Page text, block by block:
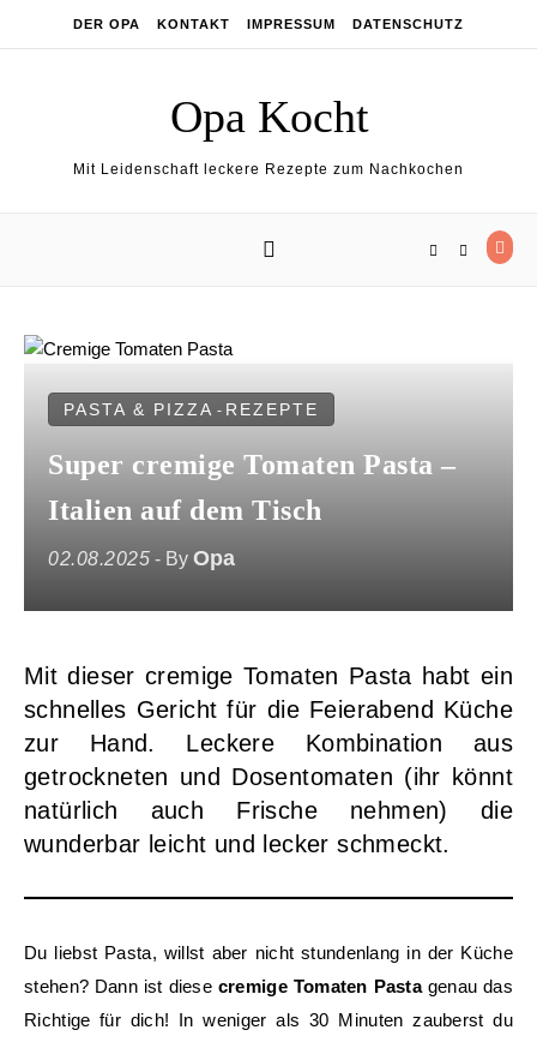
DER OPA KONTAKT IMPRESSUM DATENSCHUTZ
Opa Kocht
Mit Leidenschaft leckere Rezepte zum Nachkochen
PASTA & PIZZA - REZEPTE
Super cremige Tomaten Pasta –
Italien auf dem Tisch
02.08.2025 - By Opa
Mit dieser cremige Tomaten Pasta habt ein
schnelles Gericht für die Feierabend Küche
zur Hand. Leckere Kombination aus
getrockneten und Dosentomaten (ihr könnt
natürlich auch Frische nehmen) die
wunderbar leicht und lecker schmeckt.
Du liebst Pasta, willst aber nicht stundenlang in der Küche
stehen? Dann ist diese cremige Tomaten Pastagenau das
Richtige für dich! In weniger als 30 Minuten zauberst du